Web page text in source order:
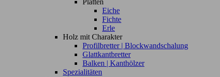
Platten
Eiche
Fichte
Erle
Holz mit Charakter
Profilbretter | Blockwandschalung
Glattkantbretter
Balken | Kanthölzer
Spezialitäten